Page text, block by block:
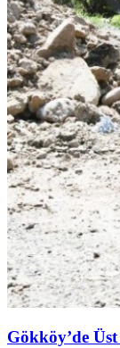
Gökköy’de Üst